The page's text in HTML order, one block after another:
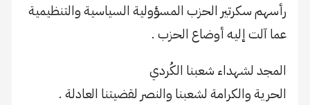
رأسهم سكرتير الحزب المسؤولية السياسية والتنظيمية
عما آلت إليه أوضاع الحزب .
المجد لشهداء شعبنا الكُردي
الحرية والكرامة لشعبنا والنصر لقضيتنا العادلة .